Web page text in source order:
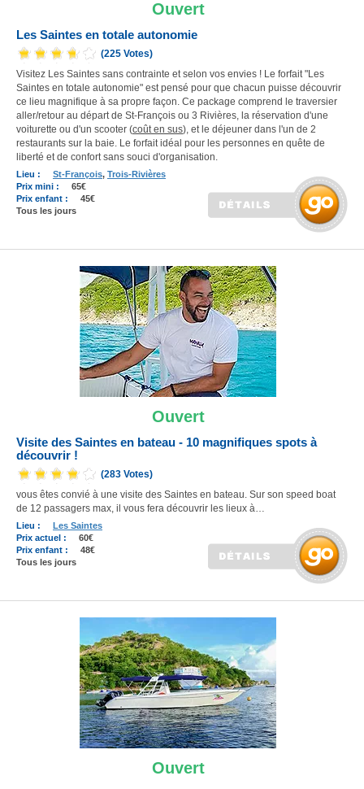
Ouvert
Les Saintes en totale autonomie
(225 Votes)
Visitez Les Saintes sans contrainte et selon vos envies ! Le forfait "Les
Saintes en totale autonomie" est pensé pour que chacun puisse découvrir
ce lieu magnifique à sa propre façon. Ce package comprend le traversier
aller/retour au départ de St-François ou 3 Rivières, la réservation d'une
voiturette ou d'un scooter (coût en sus), et le déjeuner dans l'un de 2
restaurants sur la baie. Le forfait idéal pour les personnes en quête de
liberté et de confort sans souci d'organisation.
Lieu : St-François, Trois-Rivières
Prix mini :
65€
Prix enfant :
45€
Tous les jours
Ouvert
Visite des Saintes en bateau - 10 magnifiques spots à
découvrir !
(283 Votes)
vous êtes convié à une visite des Saintes en bateau. Sur son speed boat
de 12 passagers max, il vous fera découvrir les lieux à…
Lieu :
Les Saintes
Prix actuel :
60€
Prix enfant :
48€
Tous les jours
Ouvert